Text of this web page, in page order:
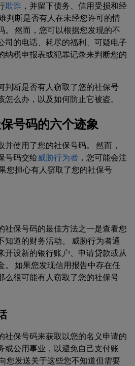
欺诈 ，并留下债务、信用受损和经
判断是否有人在未经您许可的情
。 然而，您可以根据您发现的不
司的电话、耗尽的福利、可疑电子
纳税申报表或犯罪记录来判断您的
判断是否有人窃取了您的社保号
么办，以及如何防止它被盗。
号码的六个迹象
使用了您的社保号码。 然而，
号码交给威胁行为者 ，您可能会注
您担心有人窃取了您的社保号
社保号码的最佳方法之一是查看您
知道的财务活动。 威胁行为者通
开设新的银行账户、申请贷款或从
。 如果您发现信用报告中存在任
么很可能有人窃取了您的社保号
社保号码来获取以您的名义申请的
或公用事业，以避免自己支付账
您发送关于这些您不知道但需要